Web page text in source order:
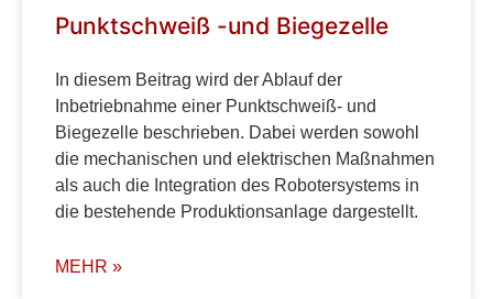
Punktschweiß -und Biegezelle
In diesem Beitrag wird der Ablauf der
Inbetriebnahme einer Punktschweiß- und
Biegezelle beschrieben. Dabei werden sowohl
die mechanischen und elektrischen Maßnahmen
als auch die Integration des Robotersystems in
die bestehende Produktionsanlage dargestellt.
MEHR »